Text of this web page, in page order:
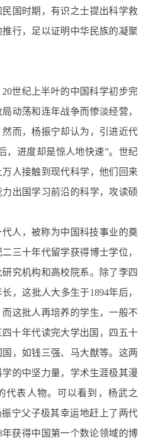
国时期，有识之士提出科学救
行，足以证明中华民族的凝聚
世纪上半叶的中国科学初步完
动荡和连年战争而惨淡经营，
而，杨振宁却认为，引进近代
，进度却是惊人地快速”。世纪
人接触到现代科学，他们回来
出国学习前沿的科学，攻读硕
人，被称为中国科技事业的奠
三十年代留学获得博士学位，
究机构和高校院系。除了李四
，这批人大多生于1894年后，
这批人再培养的学生，一般不
四十年代读完大学出国，四五十
，如钱三强、马大猷等。这两
的中坚力量，学术生涯极其漫
代表人物。可以看到，杨武之
振宁父子极其幸运地赶上了两代
年获得中国第一个数论领域的博